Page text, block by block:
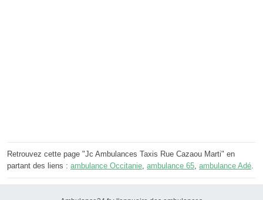
Retrouvez cette page "Jc Ambulances Taxis Rue Cazaou Marti" en
partant des liens : ambulance Occitanie, ambulance 65, ambulance Adé.